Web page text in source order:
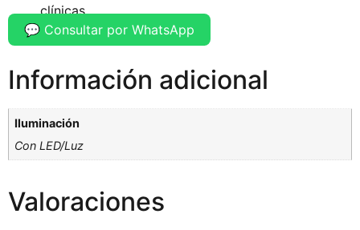
clínicas
💬 Consultar por WhatsApp
Información adicional
Iluminación
Con LED/Luz
Valoraciones